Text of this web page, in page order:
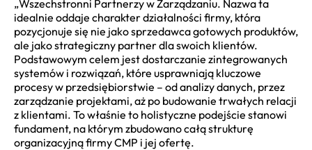
„Wszechstronni Partnerzy w Zarządzaniu. Nazwa ta
idealnie oddaje charakter działalności firmy, która
pozycjonuje się nie jako sprzedawca gotowych produktów,
ale jako strategiczny partner dla swoich klientów.
Podstawowym celem jest dostarczanie zintegrowanych
systemów i rozwiązań, które usprawniają kluczowe
procesy w przedsiębiorstwie – od analizy danych, przez
zarządzanie projektami, aż po budowanie trwałych relacji
z klientami. To właśnie to holistyczne podejście stanowi
fundament, na którym zbudowano całą strukturę
organizacyjną firmy CMP i jej ofertę.